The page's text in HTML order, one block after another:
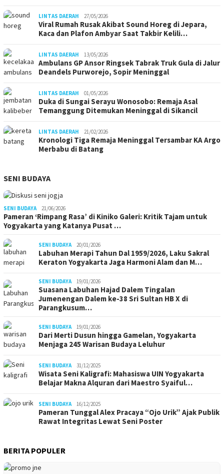
LINTAS DAERAH 27/05/2026
Viral Rumah Rusak Akibat Sound Horeg di Jepara,
Kaca dan Plafon Ambyar Saat Takbir Kelili…
LINTAS DAERAH 13/05/2026
Ambulans GP Ansor Ringsek Tabrak Truk Gula di Jalur
Deandels Purworejo, Sopir Meninggal
LINTAS DAERAH 01/05/2026
Duka di Sungai Serayu Wonosobo: Remaja Asal
Temanggung Ditemukan Meninggal di Sikancil
LINTAS DAERAH 21/02/2026
Kronologi Tiga Remaja Meninggal Tersambar KA Argo
Merbabu di Batang
SENI BUDAYA
SENI BUDAYA 21/06/2026
Pameran ‘Rimpang Rasa’ di Kiniko Galeri: Kritik Tajam untuk
Yogyakarta yang Katanya Pusat …
SENI BUDAYA 20/01/2026
Labuhan Merapi Tahun Dal 1959/2026, Laku Sakral
Keraton Yogyakarta Jaga Harmoni Alam dan M…
SENI BUDAYA 19/01/2026
Suasana Labuhan Hajad Dalem Tingalan
Jumenengan Dalem ke-38 Sri Sultan HB X di
Parangkusum…
SENI BUDAYA 19/01/2026
Dari Merti Dusun hingga Gamelan, Yogyakarta
Menjaga 245 Warisan Budaya Leluhur
SENI BUDAYA 31/12/2025
Wisata Seni Kaligrafi: Mahasiswa UIN Yogyakarta
Belajar Makna Alquran dari Maestro Syaiful…
SENI BUDAYA 16/12/2025
Pameran Tunggal Alex Pracaya “Ojo Urik” Ajak Publik
Rawat Integritas Lewat Seni Poster
BERITA POPULER